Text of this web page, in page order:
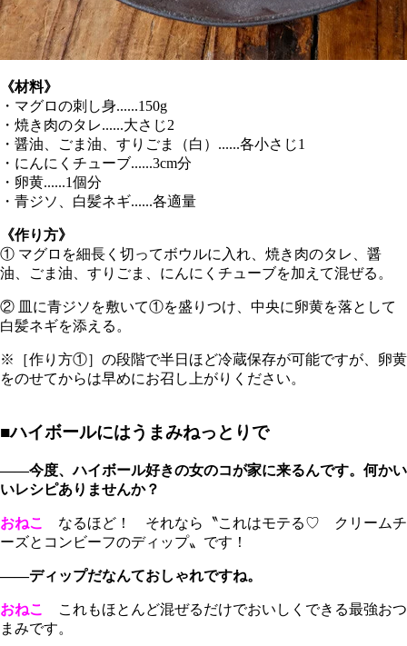
《材料》
・マグロの刺し身......150g
・焼き肉のタレ......大さじ2
・醤油、ごま油、すりごま（白）......各小さじ1
・にんにくチューブ......3cm分
・卵黄......1個分
・青ジソ、白髪ネギ......各適量
《作り方》
① マグロを細長く切ってボウルに入れ、焼き肉のタレ、醤
油、ごま油、すりごま、にんにくチューブを加えて混ぜる。
② 皿に青ジソを敷いて①を盛りつけ、中央に卵黄を落として
白髪ネギを添える。
※［作り方①］の段階で半日ほど冷蔵保存が可能ですが、卵黄
をのせてからは早めにお召し上がりください。
■ハイボールにはうまみねっとりで
――今度、ハイボール好きの女のコが家に来るんです。何かい
いレシピありませんか？
おねこ
なるほど！ それなら〝これはモテる♡ クリームチ
ーズとコンビーフのディップ〟です！
――ディップだなんておしゃれですね。
おねこ
これもほとんど混ぜるだけでおいしくできる最強おつ
まみです。